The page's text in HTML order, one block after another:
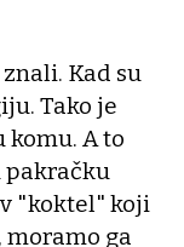
Kad su
Tako je
A to
pakračku
"koktel" koji
moramo ga